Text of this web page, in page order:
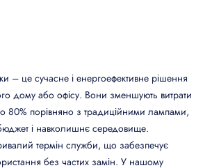
– це сучасне і енергоефективне рішення
дому або офісу. Вони зменшують витрати
80% порівняно з традиційними лампами,
і навколишнє середовище.
термін служби, що забезпечує
без частих замін. У нашому